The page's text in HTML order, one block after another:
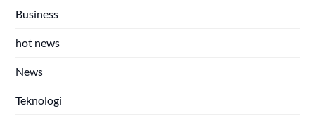
Business
hot news
News
Teknologi